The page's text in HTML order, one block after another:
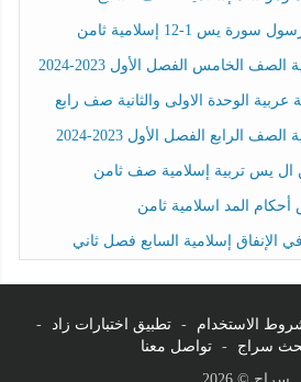
1-12 إسلامية ثامن
الخامس الفصل الأول 2023-2024
الوحدة الاولى والثانية صف رابع
الرابع الفصل الأول 2023-2024
يس تربية إسلامية صف ثامن
المد اسلامية ثامن
الإنفاق إسلامية السابع فصل ثاني
الاستخدام - تطبيق اختبارات زاد
-
سراج
-
تواصل معنا